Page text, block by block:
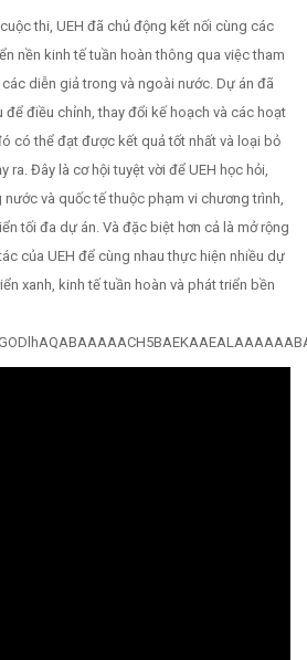
thi, UEH đã chủ động kết nối cùng các
nền kinh tế tuần hoàn thông qua việc tham
diễn giả trong và ngoài nước. Dự án đã
để điều chỉnh, thay đổi kế hoạch và các hoạt
có thể đạt được kết quả tốt nhất và loại bỏ
ra. Đây là cơ hội tuyệt vời để UEH học hỏi,
và quốc tế thuộc phạm vi chương trình,
tối đa dự án. Và đặc biệt hơn cả là mở rộng
của UEH để cùng nhau thực hiện nhiều dự
xanh, kinh tế tuần hoàn và phát triển bền